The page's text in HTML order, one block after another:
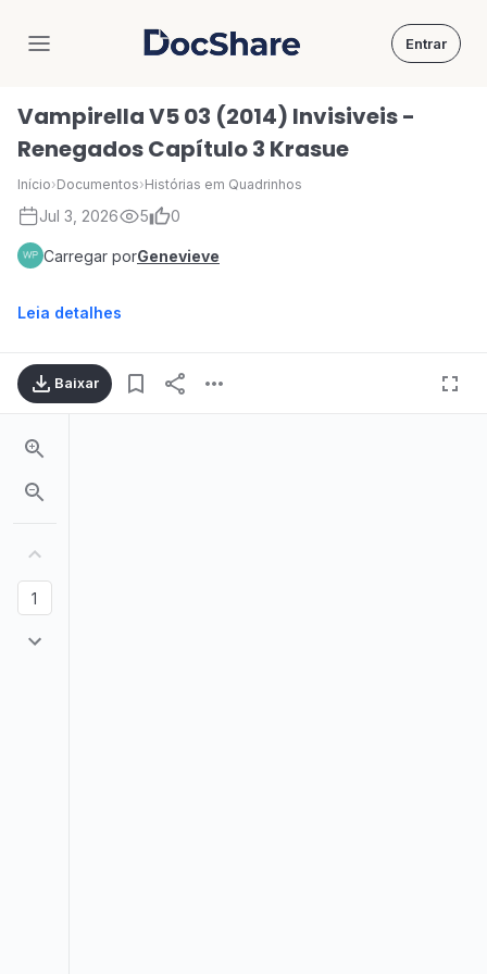
DocShare Entrar
Vampirella V5 03 (2014) Invisiveis -
Renegados Capítulo 3 Krasue
Início›Documentos›Histórias em Quadrinhos
Jul 3, 2026 5 0
Carregar porGenevieve
Leia detalhes
Baixar